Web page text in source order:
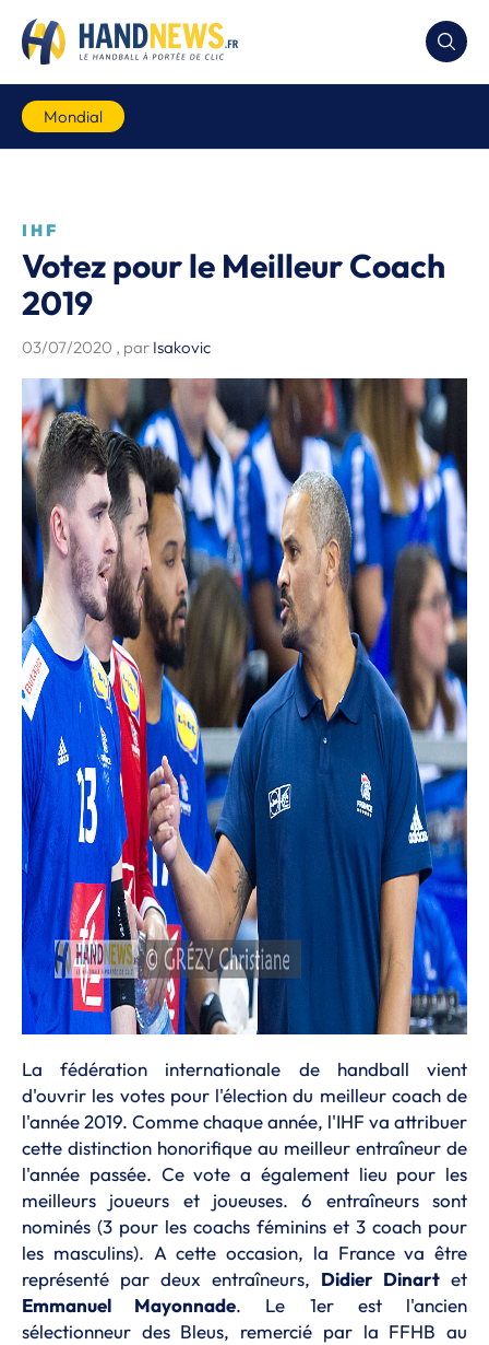
Mondial
IHF
Votez pour le Meilleur Coach
2019
03/07/2020 , par Isakovic
La fédération internationale de handball vient
d'ouvrir les votes pour l'élection du meilleur coach de
l'année 2019. Comme chaque année, l'IHF va attribuer
cette distinction honorifique au meilleur entraîneur de
l'année passée. Ce vote a également lieu pour les
meilleurs joueurs et joueuses. 6 entraîneurs sont
nominés (3 pour les coachs féminins et 3 coach pour
les masculins). A cette occasion, la France va être
représenté par deux entraîneurs, Didier Dinart et
Emmanuel Mayonnade. Le 1er est l'ancien
sélectionneur des Bleus, remercié par la FFHB au